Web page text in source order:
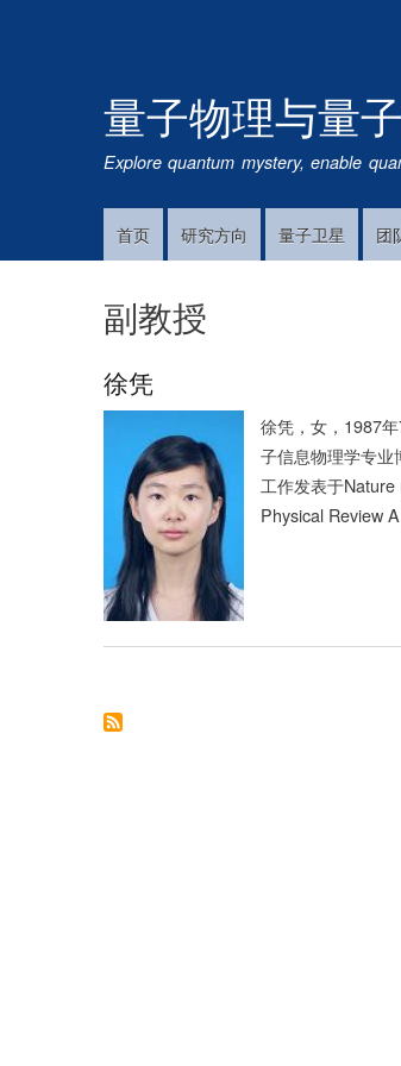
量子物理与量
Explore quantum mystery, enable
Main首页 研究方向 量子卫星 团
副教授
徐凭
徐凭，女，1987
子信息物理学专
工作发表于
Physical Review